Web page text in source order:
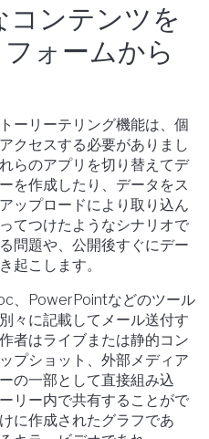
コンテンツを
ォームから
ーリーテリング機能は、個
クセスする必要がありまし
らのアプリを切り替えてデ
を作成したり、データをス
ップロードにより取り込ん
てつけたようなシナリオで
問題や、公開後すぐにデー
起こします。
、PowerPointなどのツール
々に記載してメール送付す
者はライブまたは静的コン
プショット、外部メディア
の一部として直接組み込
リー内で共有することがで
に作成されたグラフであ